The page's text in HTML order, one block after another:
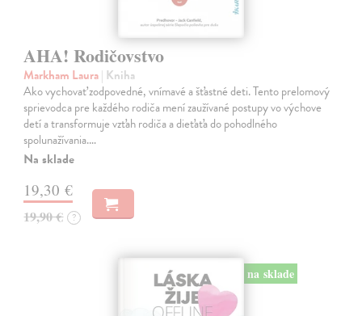
AHA! Rodičovstvo
Markham Laura| Kniha
Ako vychovať zodpovedné, vnímavé a šťastné deti. Tento prelomový
sprievodca pre každého rodiča mení zaužívané postupy vo výchove
detí a transformuje vzťah rodiča a dieťaťa do pohodlného
spolunažívania.…
Na sklade
19,30 €
19,90 € ?
na sklade